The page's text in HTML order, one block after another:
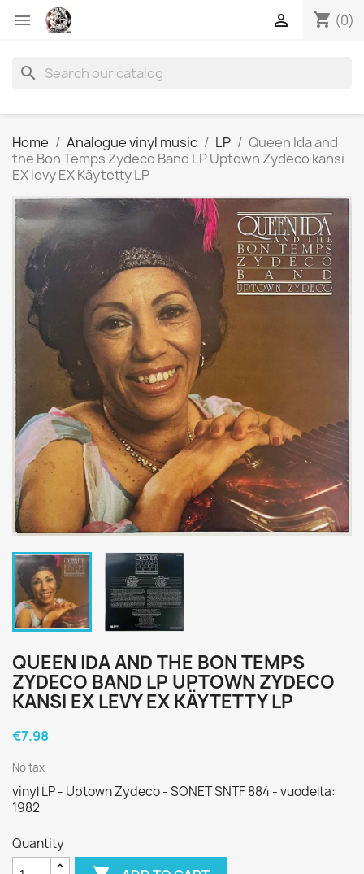
 shopping_cart (0)

search
Home Analogue vinyl music LP
Queen Ida and
the Bon Temps Zydeco Band LP Uptown Zydeco kansi
EX levy EX Käytetty LP
QUEEN IDA AND THE BON TEMPS
ZYDECO BAND LP UPTOWN ZYDECO
KANSI EX LEVY EX KÄYTETTY LP
€7.98
No tax
vinyl LP - Uptown Zydeco - SONET SNTF 884 - vuodelta:
1982
Quantity